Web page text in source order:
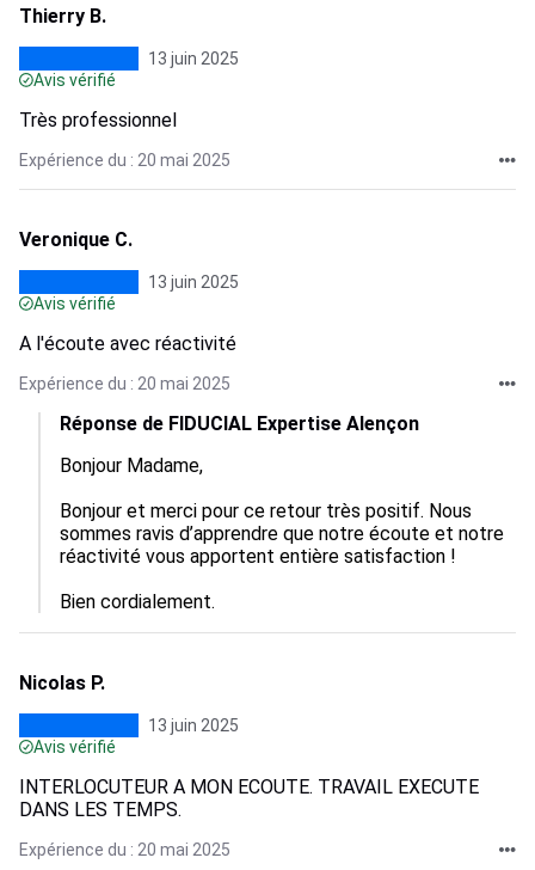
Thierry B.
13 juin 2025
Avis vérifié
Très professionnel
Expérience du : 20 mai 2025
Veronique C.
13 juin 2025
Avis vérifié
A l'écoute avec réactivité
Expérience du : 20 mai 2025
Réponse de FIDUCIAL Expertise Alençon
Bonjour Madame,
Bonjour et merci pour ce retour très positif. Nous
sommes ravis d’apprendre que notre écoute et notre
réactivité vous apportent entière satisfaction !
Bien cordialement.
Nicolas P.
13 juin 2025
Avis vérifié
INTERLOCUTEUR A MON ECOUTE. TRAVAIL EXECUTE
DANS LES TEMPS.
Expérience du : 20 mai 2025